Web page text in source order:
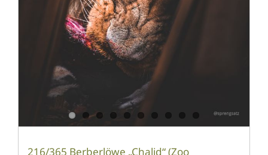
216/365 Berberlöwe „Chalid“ (Zoo